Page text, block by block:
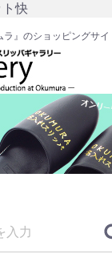
ト快
』のショッピングサイ